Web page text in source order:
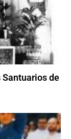
Santuarios de